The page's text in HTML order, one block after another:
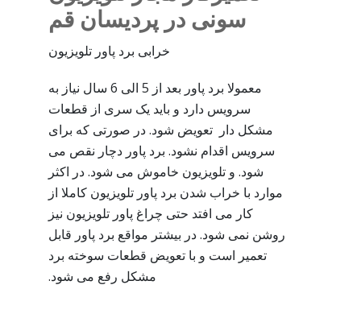
سونی در پردیسان قم
خرابی برد پاور تلویزیون
معمولا برد پاور بعد از 5 الی 6 سال نیاز به
سرویس دارد و باید یک سری از قطعات
مشکل دار تعویض شود. در صورتی که برای
سرویس اقدام نشود. برد پاور دچار نقص می
شود. و تلویزیون خاموش می شود. در اکثر
موارد با خراب شدن برد پاور تلویزیون کاملا از
کار می افتد حتی چراغ پاور تلویزیون نیز
روشن نمی شود. در بیشتر مواقع برد پاور قابل
تعمیر است و با تعویض قطعات سوخته برد
مشکل رفع می شود.